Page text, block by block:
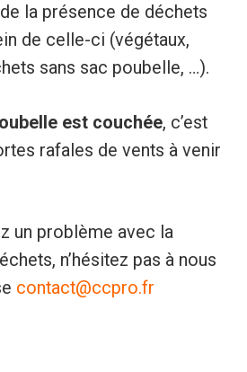
la présence de déchets
de celle-ci (végétaux,
sans sac poubelle, …).
est couchée, c’est
rafales de vents à venir
un problème avec la
n’hésitez pas à nous
contact@ccpro.fr